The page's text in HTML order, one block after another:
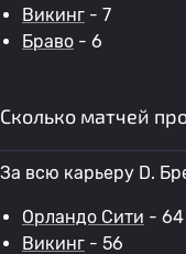
Викинг - 7
Браво - 6
Сколько матчей
За всю карьеру D.
Орландо Сити - 64
Викинг - 56